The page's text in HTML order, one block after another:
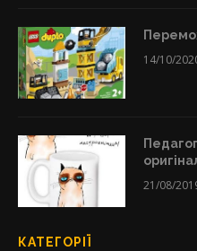
14/10/
21/08/
КАТЕГОРІЇ